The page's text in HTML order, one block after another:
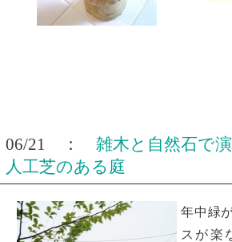
06/21 ： 雑木と自然石で
人工芝のある庭
年中緑
スが楽